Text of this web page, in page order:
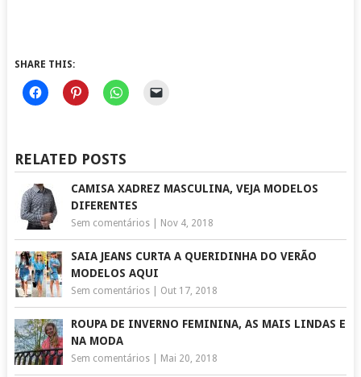
SHARE THIS:
Click
to
in
new
window)
Click
to
in
new
window)
Click
to
in
new
window)(Opens
in
new
RELATED POSTS
CAMISA XADREZ MASCULINA, VEJA MODELOS
DIFERENTES
Sem comentários| Nov 4, 2018
SAIA JEANS CURTA A QUERIDINHA DO VERÃO
MODELOS AQUI
Sem comentários| Out 17, 2018
ROUPA DE INVERNO FEMININA, AS MAIS LINDAS E
NA MODA
Sem comentários| Mai 20, 2018